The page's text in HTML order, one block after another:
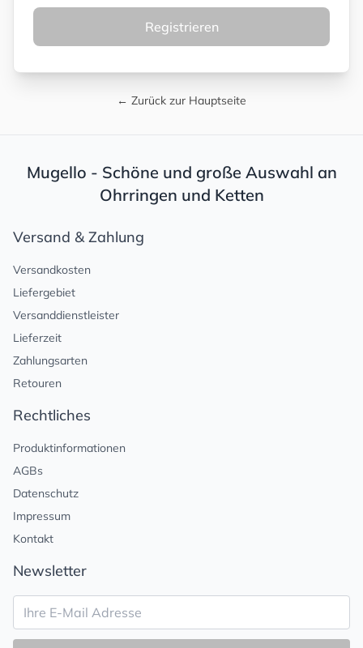
Registrieren
← Zurück zur Hauptseite
Mugello - Schöne und große Auswahl an
Ohrringen und Ketten
Versand & Zahlung
Versandkosten
Liefergebiet
Versanddienstleister
Lieferzeit
Zahlungsarten
Retouren
Rechtliches
Produktinformationen
AGBs
Datenschutz
Impressum
Kontakt
Newsletter